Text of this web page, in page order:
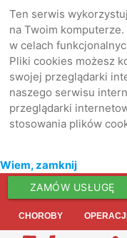
Ten serwis
na Twoim
w celach
Pliki cookies możesz
swojej przeglądarki
naszego serwisu
przeglądarki
stosowania plików
Wiem, zamknij
ZAMÓW USŁUGĘ
CHOROBY